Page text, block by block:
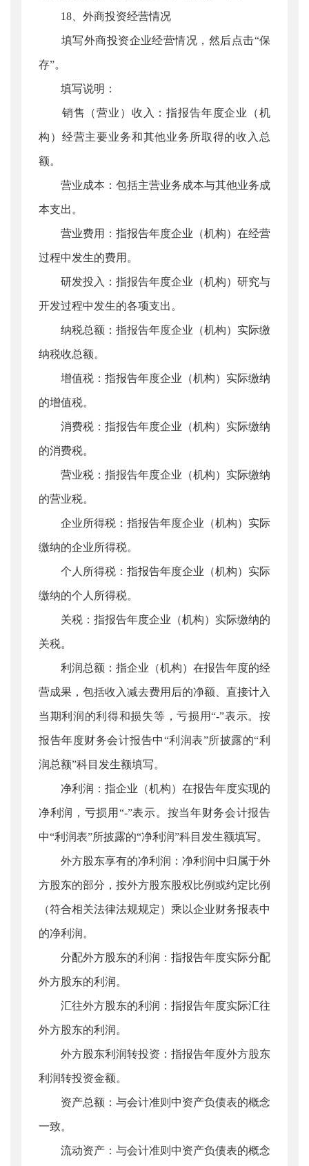
18、外商投资经营情况
填写外商投资企业经营情况，然后点击“保
存”。
填写说明：
销售（营业）收入：指报告年度企业（机
构）经营主要业务和其他业务所取得的收入总
额。
营业成本：包括主营业务成本与其他业务成
本支出。
营业费用：指报告年度企业（机构）在经营
过程中发生的费用。
研发投入：指报告年度企业（机构）研究与
开发过程中发生的各项支出。
纳税总额：指报告年度企业（机构）实际缴
纳税收总额。
增值税：指报告年度企业（机构）实际缴纳
的增值税。
消费税：指报告年度企业（机构）实际缴纳
的消费税。
营业税：指报告年度企业（机构）实际缴纳
的营业税。
企业所得税：指报告年度企业（机构）实际
缴纳的企业所得税。
个人所得税：指报告年度企业（机构）实际
缴纳的个人所得税。
关税：指报告年度企业（机构）实际缴纳的
关税。
利润总额：指企业（机构）在报告年度的经
营成果，包括收入减去费用后的净额、直接计入
当期利润的利得和损失等，亏损用“-”表示。按
报告年度财务会计报告中“利润表”所披露的“利
润总额”科目发生额填写。
净利润：指企业（机构）在报告年度实现的
净利润，亏损用“-”表示。按当年财务会计报告
中“利润表”所披露的“净利润”科目发生额填写。
外方股东享有的净利润：净利润中归属于外
方股东的部分，按外方股东股权比例或约定比例
（符合相关法律法规规定）乘以企业财务报表中
的净利润。
分配外方股东的利润：指报告年度实际分配
外方股东的利润。
汇往外方股东的利润：指报告年度实际汇往
外方股东的利润。
外方股东利润转投资：指报告年度外方股东
利润转投资金额。
资产总额：与会计准则中资产负债表的概念
一致。
流动资产：与会计准则中资产负债表的概念